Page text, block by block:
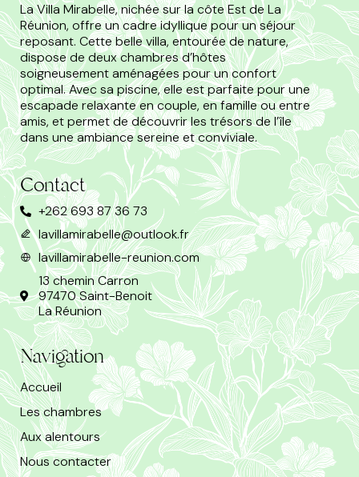
La Villa Mirabelle, nichée sur la côte Est de La
Réunion, offre un cadre idyllique pour un séjour
reposant. Cette belle villa, entourée de nature,
dispose de deux chambres d’hôtes
soigneusement aménagées pour un confort
optimal. Avec sa piscine, elle est parfaite pour une
escapade relaxante en couple, en famille ou entre
amis, et permet de découvrir les trésors de l’île
dans une ambiance sereine et conviviale.
Contact
+262 693 87 36 73
lavillamirabelle@outlook.fr
lavillamirabelle-reunion.com
13 chemin Carron
97470 Saint-Benoit
La Réunion
Navigation
Accueil
Les chambres
Aux alentours
Nous contacter